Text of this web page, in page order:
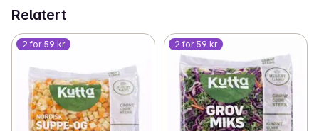
Relatert
2 for 59 kr 2 for 59 kr